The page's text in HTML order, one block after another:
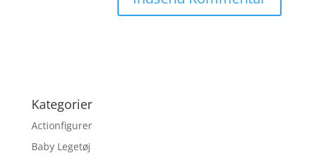
Kategorier
Actionfigurer
Baby Legetøj